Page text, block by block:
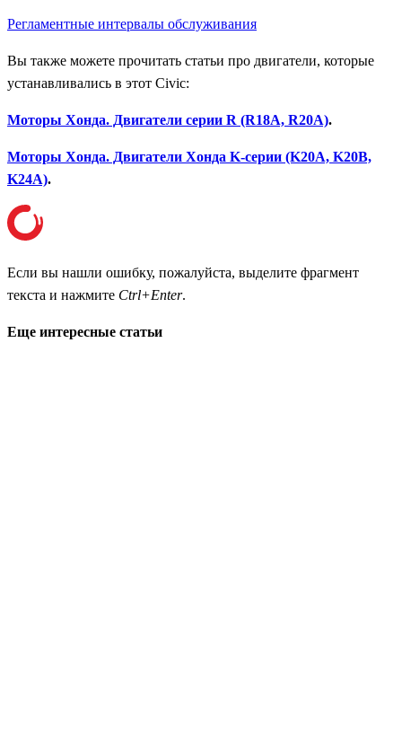
Регламентные интервалы обслуживания
Вы также можете прочитать статьи про двигатели, которые
устанавливались в этот Civic:
Моторы Хонда. Двигатели серии R (R18A, R20A).
Моторы Хонда. Двигатели Хонда K-серии (K20A, K20B,
K24A).
Если вы нашли ошибку, пожалуйста, выделите фрагмент
текста и нажмите Ctrl+Enter.
Еще интересные статьи